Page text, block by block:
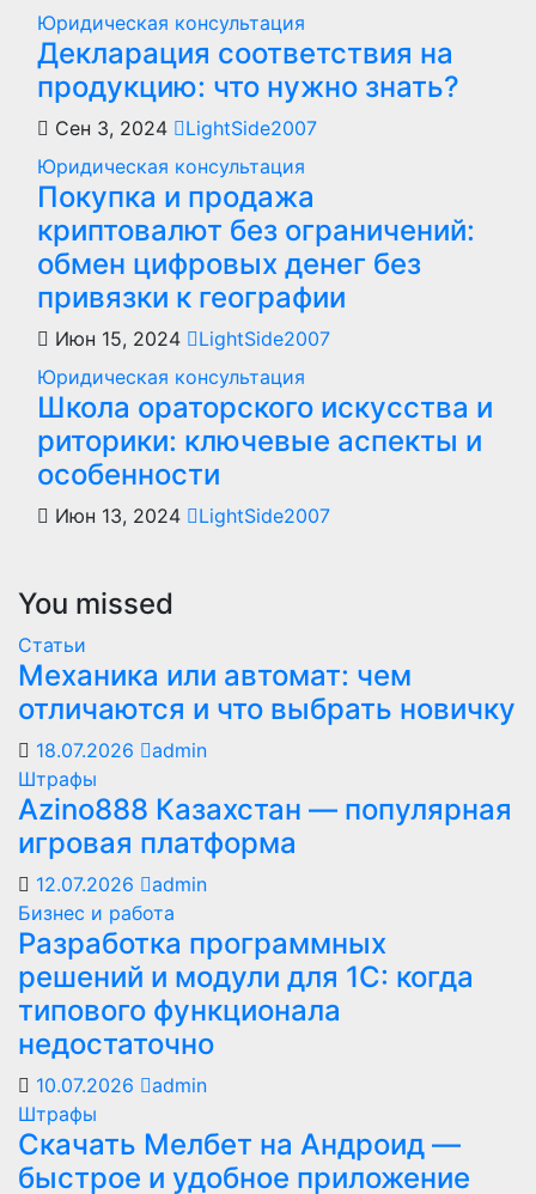
Юридическая консультация
Декларация соответствия на
продукцию: что нужно знать?
Сен 3, 2024
LightSide2007
Юридическая консультация
Покупка и продажа
криптовалют без ограничений:
обмен цифровых денег без
привязки к географии
Июн 15, 2024
LightSide2007
Юридическая консультация
Школа ораторского искусства и
риторики: ключевые аспекты и
особенности
Июн 13, 2024 LightSide2007
You missed
Статьи
Механика или автомат: чем
отличаются и что выбрать новичку
18.07.2026
admin
Штрафы
Azino888 Казахстан — популярная
игровая платформа
12.07.2026
admin
Бизнес и работа
Разработка программных
решений и модули для 1С: когда
типового функционала
недостаточно
10.07.2026
admin
Штрафы
Скачать Мелбет на Андроид —
быстрое и удобное приложение